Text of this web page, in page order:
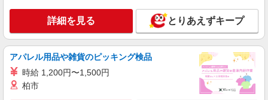
額支給 ◆月収例 308,000円 （夜勤シフト 21時〜
翌6時 週5日勤務の場合） 時給1,750円×8h×22日勤
務
兵庫県神戸市中央区 ★上記以外にも多数派遣
先有
キープ 詳細を見る
詳細を見る とりあえずキープ
アパレル用品や雑貨のピッキング検品
時給 1,200円〜1,500円
柏市